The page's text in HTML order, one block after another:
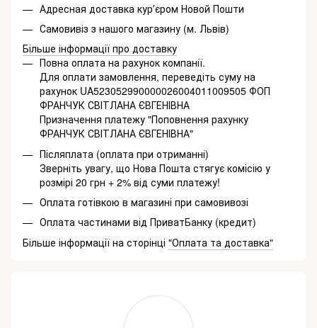
Адресная доставка курʼєром Новой Пошти
Самовивіз з нашого магазину (м. Львів)
Більше інформації про доставку
Повна оплата на рахунок компанії.
Для оплати замовлення, переведіть суму на
рахунок UA523052990000026004011009505 ФОП
ФРАНЧУК СВІТЛАНА ЄВГЕНІВНА
Призначення платежу "Поповнення рахунку
ФРАНЧУК СВІТЛАНА ЄВГЕНІВНА"
Післяплата (оплата при отриманні)
Зверніть увагу, що Нова Пошта стягує комісію у
розмірі 20 грн + 2% від суми платежу!
Оплата готівкою в магазині при самовивозі
Оплата частинами від ПриватБанку (кредит)
Більше інформації на сторінці "Оплата та доставка"